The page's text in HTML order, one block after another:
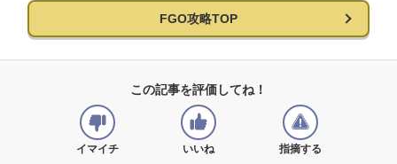
FGO攻略TOP
この記事を評価してね！
イマイチ いいね 指摘する